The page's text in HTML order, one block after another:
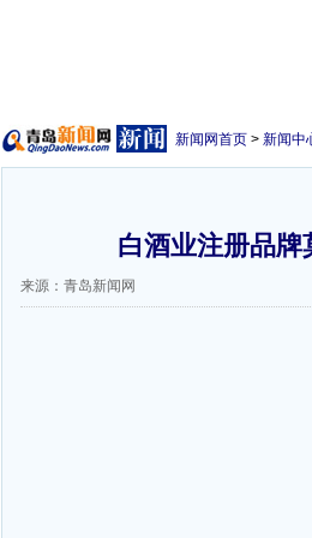
新闻网首页 > 新闻中
白酒业注册品
来源：青岛新闻网